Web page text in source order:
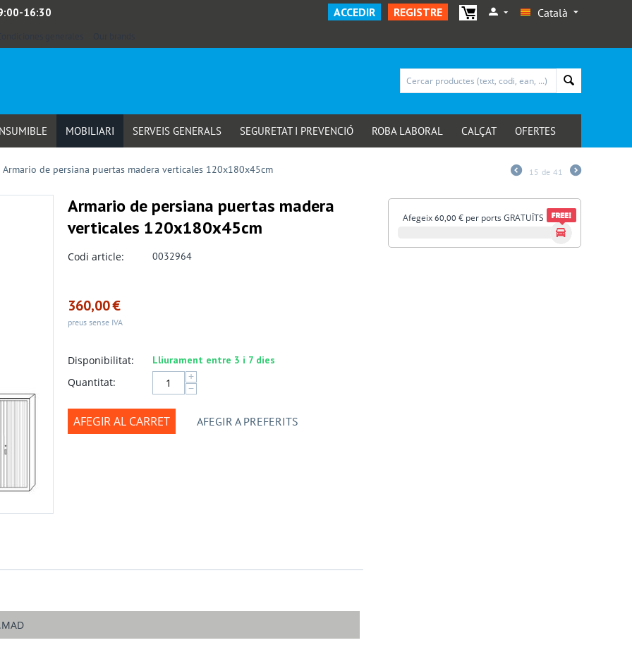
16:30 Català
ACCEDIR REGISTRE
MOBILIARI SERVEIS GENERALS SEGURETAT I PREVENCIÓ ROBA LABORAL CALÇAT OFERTES
Armario de persiana puertas madera verticales 120x180x45cm 15 de 41
Armario de persiana puertas madera
verticales 120x180x45cm
Codi article: 0032964
360,00€
preus sense IVA
Disponibilitat: Lliurament entre 3 i 7 dies
Quantitat:
+
−
AFEGIR AL CARRET AFEGIR A PREFERITS
Afegeix 60,00 €per ports GRATUÏTS